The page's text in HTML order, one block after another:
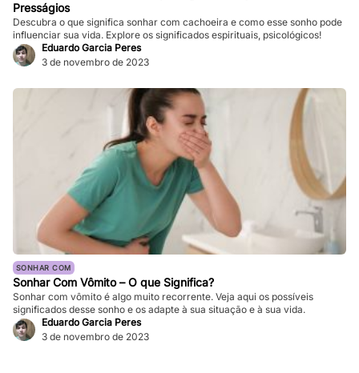
Presságios
Descubra o que significa sonhar com cachoeira e como esse sonho pode
influenciar sua vida. Explore os significados espirituais, psicológicos!
Eduardo Garcia Peres
3 de novembro de 2023
SONHAR COM
Sonhar Com Vômito – O que Significa?
Sonhar com vômito é algo muito recorrente. Veja aqui os possíveis
significados desse sonho e os adapte à sua situação e à sua vida.
Eduardo Garcia Peres
3 de novembro de 2023